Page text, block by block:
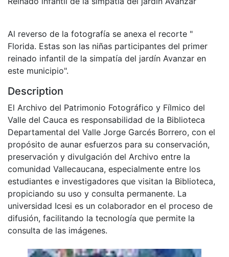
Al reverso de la fotografía se anexa el recorte "
Florida. Estas son las niñas participantes del primer
reinado infantil de la simpatía del jardín Avanzar en
este municipio".
Description
El Archivo del Patrimonio Fotográfico y Fílmico del
Valle del Cauca es responsabilidad de la Biblioteca
Departamental del Valle Jorge Garcés Borrero, con el
propósito de aunar esfuerzos para su conservación,
preservación y divulgación del Archivo entre la
comunidad Vallecaucana, especialmente entre los
estudiantes e investigadores que visitan la Biblioteca,
propiciando su uso y consulta permanente. La
universidad Icesi es un colaborador en el proceso de
difusión, facilitando la tecnología que permite la
consulta de las imágenes.